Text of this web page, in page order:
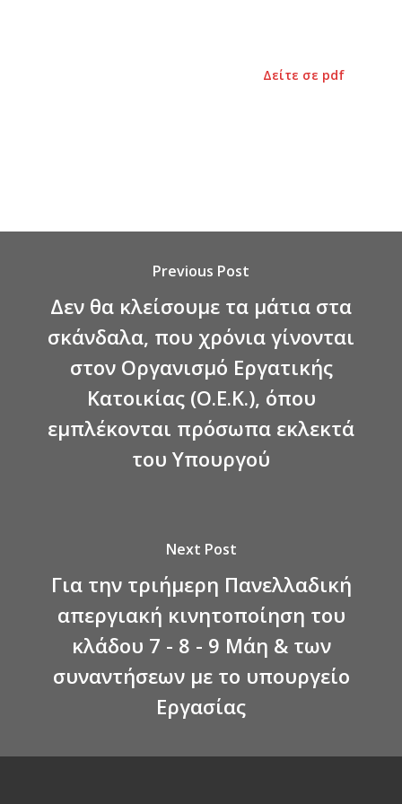
Δείτε σε pdf
Previous Post
Δεν θα κλείσουμε τα μάτια στα
σκάνδαλα, που χρόνια γίνονται
στον Οργανισμό Εργατικής
Κατοικίας (Ο.Ε.Κ.), όπου
εμπλέκονται πρόσωπα εκλεκτά
του Υπουργού
Next Post
Για την τριήμερη Πανελλαδική
απεργιακή κινητοποίηση του
κλάδου 7 - 8 - 9 Μάη & των
συναντήσεων με το υπουργείο
Εργασίας